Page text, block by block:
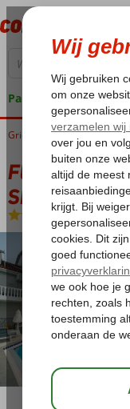
Pakketgarantie
Home
Griekenland Zakynthos
Fly & Go
SPA